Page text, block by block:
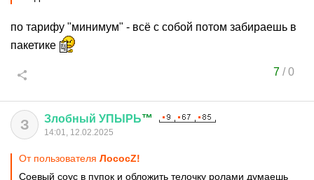
по тарифу "минимум" - всё с собой потом забираешь в
пакетике
7/0
З Злобный УПЫРЬ™
14:01, 12.02.2025
От пользователя ЛососZ!
Соевый соус в пупок и обложить телочку ролами думаешь